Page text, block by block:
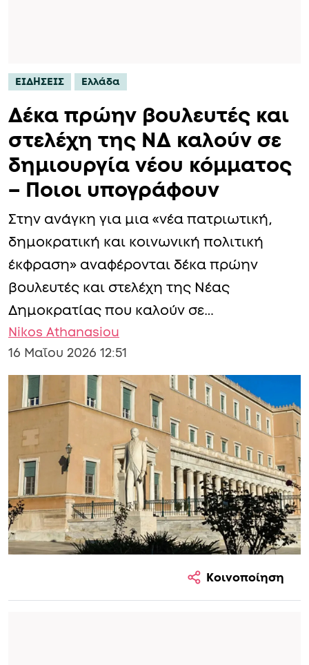
ΕΙΔΗΣΕΙΣ Ελλάδα
Δέκα πρώην βουλευτές και
στελέχη της ΝΔ καλούν σε
δημιουργία νέου κόμματος
– Ποιοι υπογράφουν
Στην ανάγκη για μια «νέα πατριωτική,
δημοκρατική και κοινωνική πολιτική
έκφραση» αναφέρονται δέκα πρώην
βουλευτές και στελέχη της Νέας
Δημοκρατίας που καλούν σε…
Nikos Athanasiou
16 Μαΐου 2026 12:51
Κοινοποίηση